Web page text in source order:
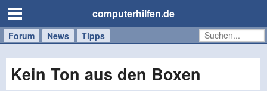
computerhilfen.de
Forum News Tipps
Handy
Tablet
Windows
Mac
Kein Ton aus den Boxen